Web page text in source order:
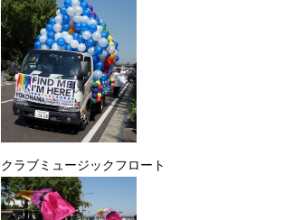
クラブミュージックフロート